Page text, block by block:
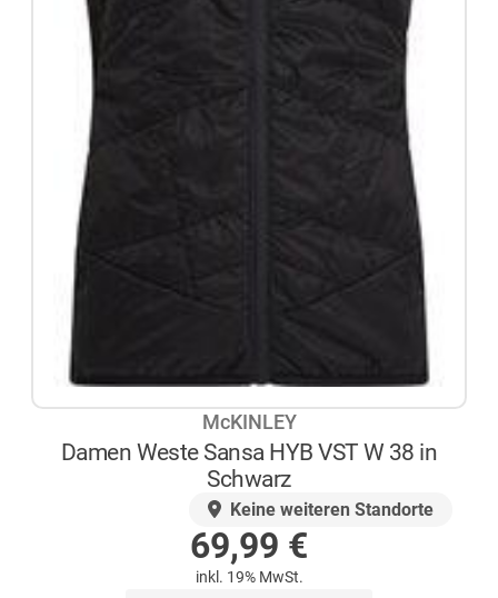
McKINLEY
Damen Weste Sansa HYB VST W 38 in
Schwarz
Keine weiteren Standorte
69,99 €
inkl. 19% MwSt.